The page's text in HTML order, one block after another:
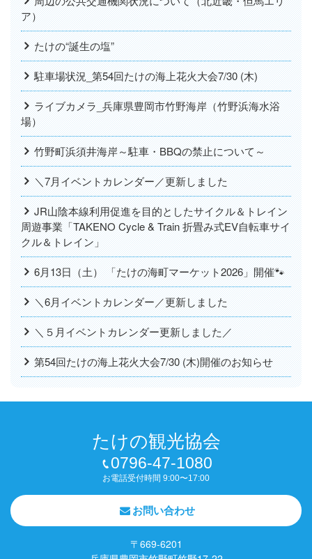
ア）
たけの“誕生の塩”
駐車場状況_第54回たけの海上花火大会7/30 (木)
ライブカメラ_兵庫県豊岡市竹野海岸（竹野浜海水浴
場）
竹野町浜須井海岸～駐車・BBQの禁止について～
＼7月イベントカレンダー／更新しました
JR山陰本線利用促進を目的としたサイクル＆トレイン
周遊事業「TAKENO Cycle & Train 折畳み式EV自転車サイ
クル＆トレイン」
6月13日（土） 「たけの海町マーケット2026」開催🐾
＼6月イベントカレンダー／更新しました
＼５月イベントカレンダー更新しました／
第54回たけの海上花火大会7/30 (木)開催のお知らせ
たけの観光協会
0796-47-1080
お電話受付時間 9:00〜17:00
お問い合わせ
〒669-6201